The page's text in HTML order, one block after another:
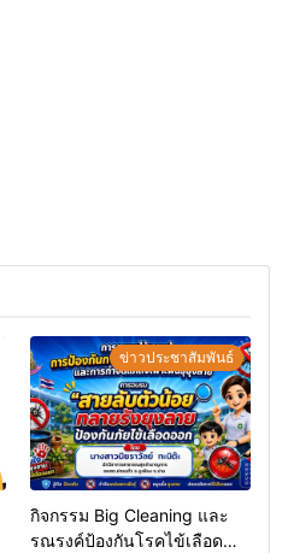
ข่าวประชาสัมพันธ์
กิจกรรม Big Cleaning และ
รณรงค์ป้องกันโรคไข้เลือด